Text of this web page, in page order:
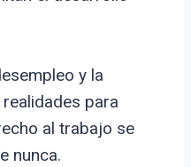
y la
para
al trabajo se
nunca.